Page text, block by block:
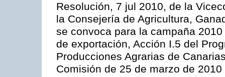
Resolución, 7 jul 2010, de la
la Consejería de Agricultura,
se convoca para la campaña
de exportación, Acción I.5 del
Producciones Agrarias de
Comisión de 25 de marzo de 2010